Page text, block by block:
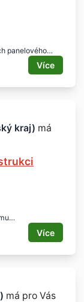
panelového
suterénů a 4
spolu s
byly stejné
ukončení
Více
kraj) má
dělníky
Více
má pro Vás